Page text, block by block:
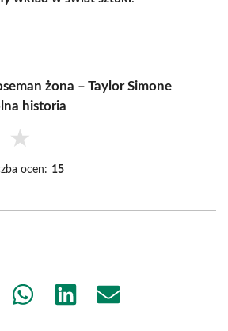
żona – Taylor Simone
historia
★
ocen: 15
Share
Share
Share